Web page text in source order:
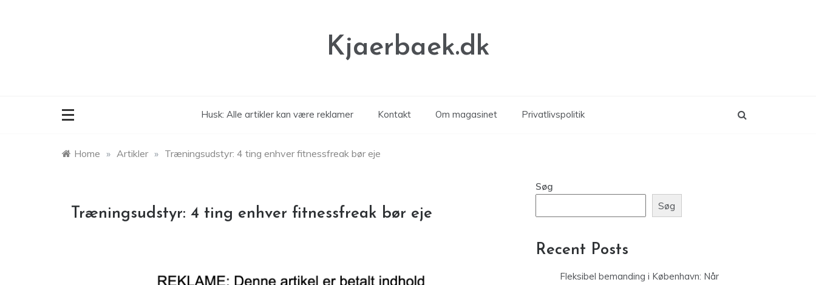
Kjaerbaek.dk
Husk: Alle artikler kan være reklamer Kontakt Om magasinet Privatlivspolitik
Home » Artikler » Træningsudstyr: 4 ting enhver fitnessfreak bør eje
Træningsudstyr: 4 ting enhver fitnessfreak bør eje
Søg
Søg
Recent Posts
Fleksibel bemanding i København: Når